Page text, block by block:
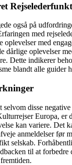
også på
med
oplevelser med
dårlige oplevelser
Dette indikerer
blandt alle guider
disse
Europa, er
kan variere. Det
anmeldelser før
selskab.
til at forbedre